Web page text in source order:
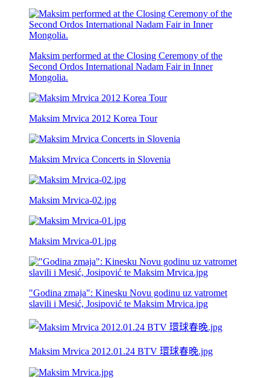
Maksim performed at the Closing Ceremony of the
Second Ordos International Nadam Fair in Inner
Mongolia.
Maksim Mrvica 2012 Korea Tour
Maksim Mrvica Concerts in Slovenia
Maksim Mrvica-02.jpg
Maksim Mrvica-01.jpg
"Godina zmaja": Kinesku Novu godinu uz vatromet
slavili i Mesić, Josipović te Maksim Mrvica.jpg
Maksim Mrvica 2012.01.24 BTV 環球春晚.jpg